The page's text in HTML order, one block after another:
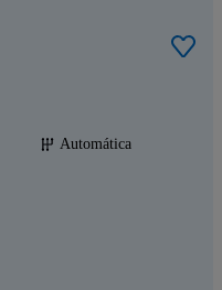
Automática